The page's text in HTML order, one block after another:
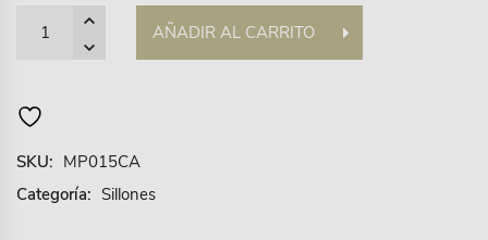
AÑADIR AL CARRITO
SKU: MP015CA
Categoría: Sillones